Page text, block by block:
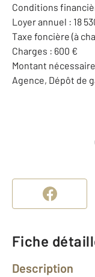
Conditions
Loyer annuel : 18
Taxe foncière (à
Charges : 600 €
Montant
Agence, Dépôt de
Fiche
Description